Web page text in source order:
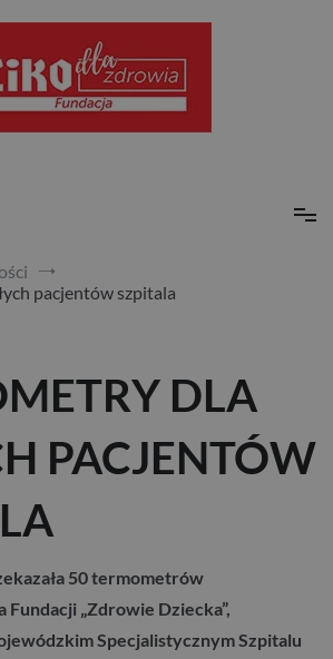
pacjentów szpitala
DLA
PACJENTÓW
50 termometrów
„Zdrowie Dziecka”,
Specjalistycznym Szpitalu
narzędzi